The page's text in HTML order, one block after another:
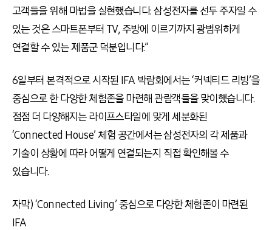
고객들을 위해 마법을 실현했습니다. 삼성전자를 선두 주자일 수
있는 것은 스마트폰부터 TV, 주방에 이르기까지 광범위하게
연결할 수 있는 제품군 덕분입니다.”
6일부터 본격적으로 시작된 IFA 박람회에서는 ‘커넥티드 리빙’을
중심으로 한 다양한 체험존을 마련해 관람객들을 맞이했습니다.
점점 더 다양해지는 라이프스타일에 맞게 세분화된
‘Connected House’ 체험 공간에서는 삼성전자의 각 제품과
기술이 상황에 따라 어떻게 연결되는지 직접 확인해볼 수
있습니다.
자막) ‘Connected Living’ 중심으로 다양한 체험존이 마련된
IFA